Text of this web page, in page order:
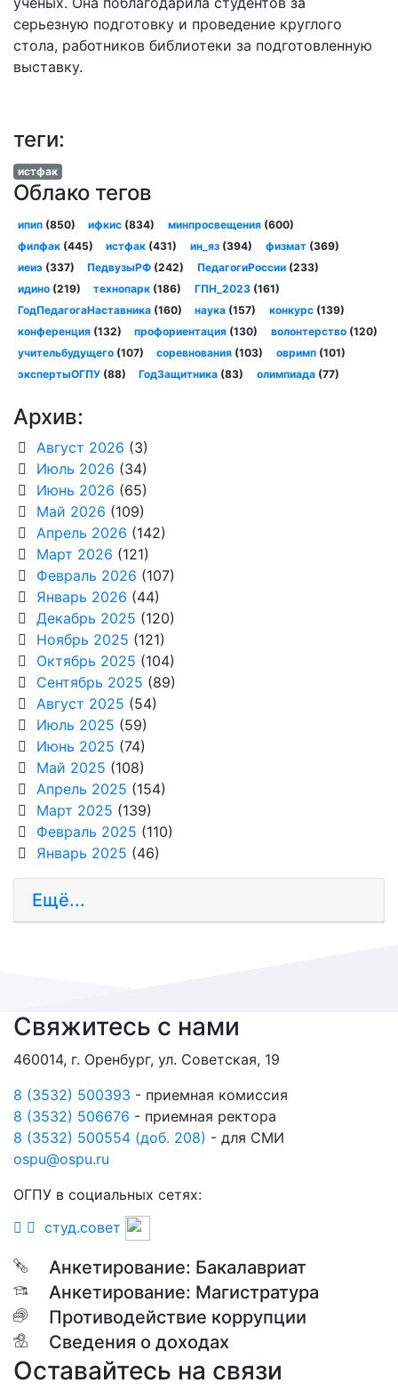
серьезную подготовку и проведение круглого
стола, работников библиотеки за подготовленную
выставку.
теги:
истфак
Облако тегов
ипип(850) ифкис (834) минпросвещения(600)
филфак(445) истфак (431) ин_яз(394) физмат(369)
иеиэ(337) ПедвузыРФ (242) ПедагогиРоссии(233)
идино(219) технопарк (186) ГПН_2023(161)
ГодПедагогаНаставника(160) наука (157) конкурс(139)
конференция(132) профориентация (130) волонтерство(120)
учительбудущего(107) соревнования (103) овримп(101)
экспертыОГПУ(88) ГодЗащитника (83) олимпиада(77)
Архив:
Август 2026 (3)
Июль 2026 (34)
Июнь 2026 (65)
Май 2026 (109)
Апрель 2026 (142)
Март 2026 (121)
Февраль 2026 (107)
Январь 2026 (44)
Декабрь 2025 (120)
Ноябрь 2025 (121)
Октябрь 2025 (104)
Сентябрь 2025 (89)
Август 2025 (54)
Июль 2025 (59)
Июнь 2025 (74)
Май 2025 (108)
Апрель 2025 (154)
Март 2025 (139)
Февраль 2025 (110)
Январь 2025 (46)
Ещё...
Свяжитесь с нами
460014, г. Оренбург, ул. Советская, 19
8 (3532) 500393 - приемная комиссия
8 (3532) 506676 - приемная ректора
8 (3532) 500554 (доб. 208) - для СМИ
ospu@ospu.ru
ОГПУ в социальных сетях:
студ.совет
Анкетирование: Бакалавриат
Анкетирование: Магистратура
Противодействие коррупции
Сведения о доходах
Оставайтесь на связи